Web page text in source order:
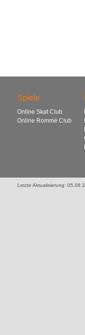
Spiele
Online Skat Club
Online Rommé Club
Letzte Aktualisierung: